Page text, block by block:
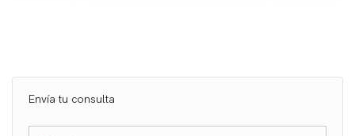
Envía tu consulta